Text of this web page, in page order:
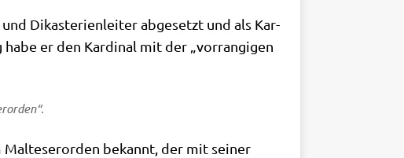
Dik­aste­ri­en­lei­ter abge­setzt und als Kar­
er den Kar­di­nal mit der „vor­ran­gi­gen
bekannt, der mit sei­ner